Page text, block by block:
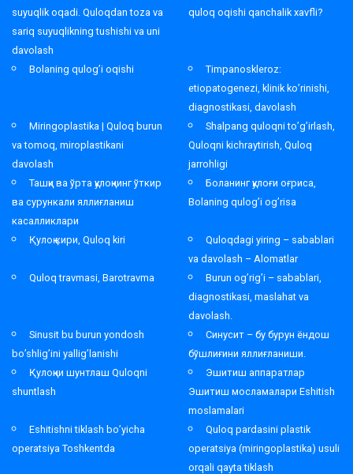
suyuqlik oqadi. Quloqdan toza va
sariq suyuqlikning tushishi va uni
davolash
quloq oqishi qanchalik xavfli?
Bolaning qulog’i oqishi
Timpanoskleroz:
etiopatogenezi, klinik ko’rinishi,
diagnostikasi, davolash
Miringoplastika | Quloq burun
va tomoq, miroplastikani
davolash
Shalpang quloqni to’g’irlash,
Quloqni kichraytirish, Quloq
jarrohligi
Ташқи ва ўрта қулоқнинг ўткир
ва сурункали яллиғланиш
касалликлари
Боланинг қулоғи оғриса,
Bolaning qulog’i og’risa
Қулоқ кири, Quloq kiri
Quloqdagi yiring – sabablari
va davolash – Alomatlar
Quloq travmasi, Barotravma
Burun og’rig’i – sabablari,
diagnostikasi, maslahat va
davolash.
Sinusit bu burun yondosh
bo’shlig’ini yallig’lanishi
Синусит – бу бурун ёндош
бўшлиғини яллиғланиши.
Қулоқни шунтлаш Quloqni
shuntlash
Эшитиш аппаратлар
Эшитиш мосламалари Eshitish
moslamalari
Eshitishni tiklash bo’yicha
operatsiya Toshkentda
Quloq pardasini plastik
operatsiya (miringoplastika) usuli
orqali qayta tiklash